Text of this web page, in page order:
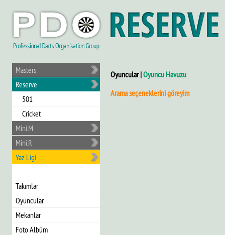
Masters
Reserve
501
Cricket
Mini.M
Mini.R
Yaz Ligi
Takımlar
Oyuncular
Mekanlar
Foto Albüm
Oyuncular |Oyuncu Havuzu
Arama seçeneklerini göreyim